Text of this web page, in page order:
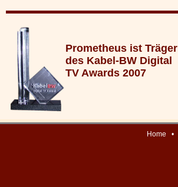
Prometheus ist Träger
des Kabel-BW Digital
TV Awards 2007
Home •